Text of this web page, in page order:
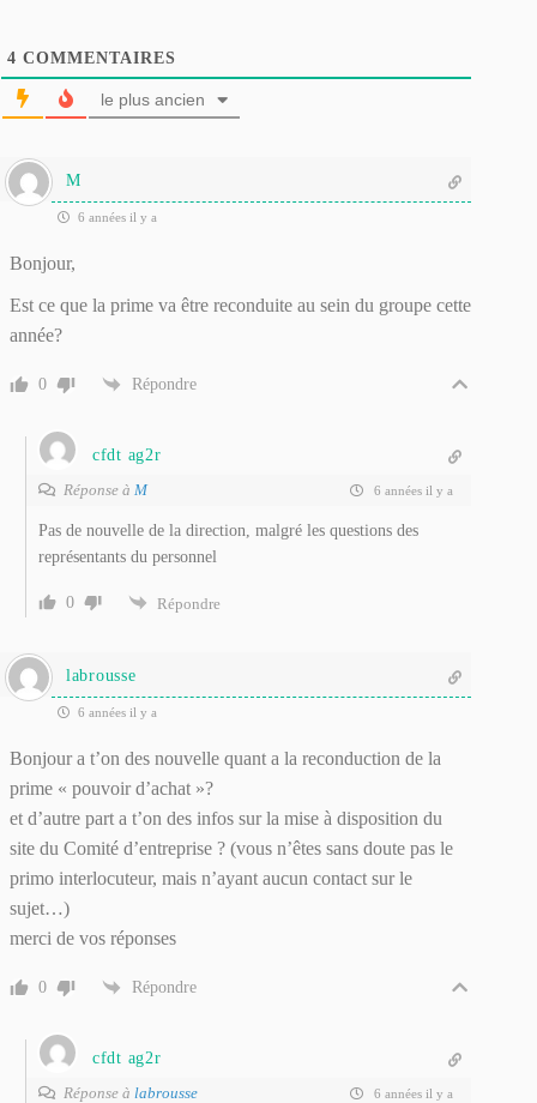
4 COMMENTAIRES
le plus ancien
M
6 années il y a
Bonjour,
Est ce que la prime va être reconduite au sein du groupe cette
année?
0 Répondre
cfdt ag2r
Réponse à M 6 années il y a
Pas de nouvelle de la direction, malgré les questions des
représentants du personnel
0 Répondre
labrousse
6 années il y a
Bonjour a t’on des nouvelle quant a la reconduction de la
prime « pouvoir d’achat »?
et d’autre part a t’on des infos sur la mise à disposition du
site du Comité d’entreprise ? (vous n’êtes sans doute pas le
primo interlocuteur, mais n’ayant aucun contact sur le
sujet…)
merci de vos réponses
0 Répondre
cfdt ag2r
Réponse à labrousse 6 années il y a